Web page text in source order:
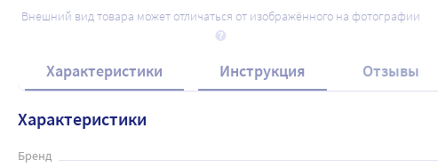
Внешний вид товара может отличаться от изображённого на фотографии
Характеристики Инструкция Отзывы
Характеристики
Бренд